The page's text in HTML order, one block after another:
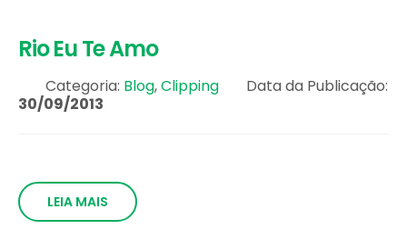
Rio Eu Te Amo
Categoria: Blog,Clipping
Data da Publicação:
30/09/2013
LEIA MAIS